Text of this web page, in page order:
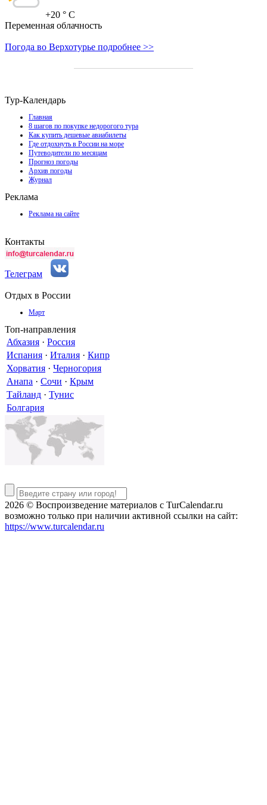
+20 ° C
Переменная облачность
Погода во Верхотурье подробнее >>
Тур-Календарь
Главная
8 шагов по покупке недорогого тура
Как купить дешевые авиабилеты
Где отдохнуть в России на море
Путеводители по месяцам
Прогноз погоды
Архив погоды
Журнал
Реклама
Реклама на сайте
Контакты
Телеграм
Отдых в России
Март
Топ-направления
Абхазия · Россия
Испания · Италия · Кипр
Хорватия · Черногория
Анапа · Сочи · Крым
Тайланд · Тунис
Болгария
2026 © Воспроизведение материалов c TurCalendar.ru
возможно только при наличии активной ссылки на сайт:
https://www.turcalendar.ru